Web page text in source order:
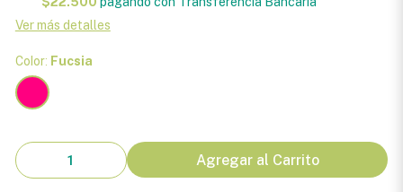
Ver más detalles
Color: Fucsia
Agregar al Carrito